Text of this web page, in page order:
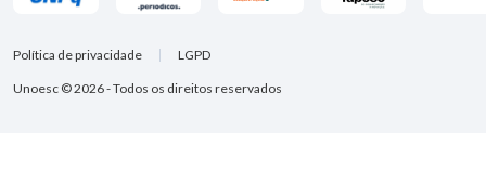
Unoesc © 2026 - Todos os direitos reservados
Política de privacidade LGPD